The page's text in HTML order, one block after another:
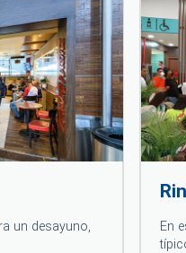
un desayuno,
En